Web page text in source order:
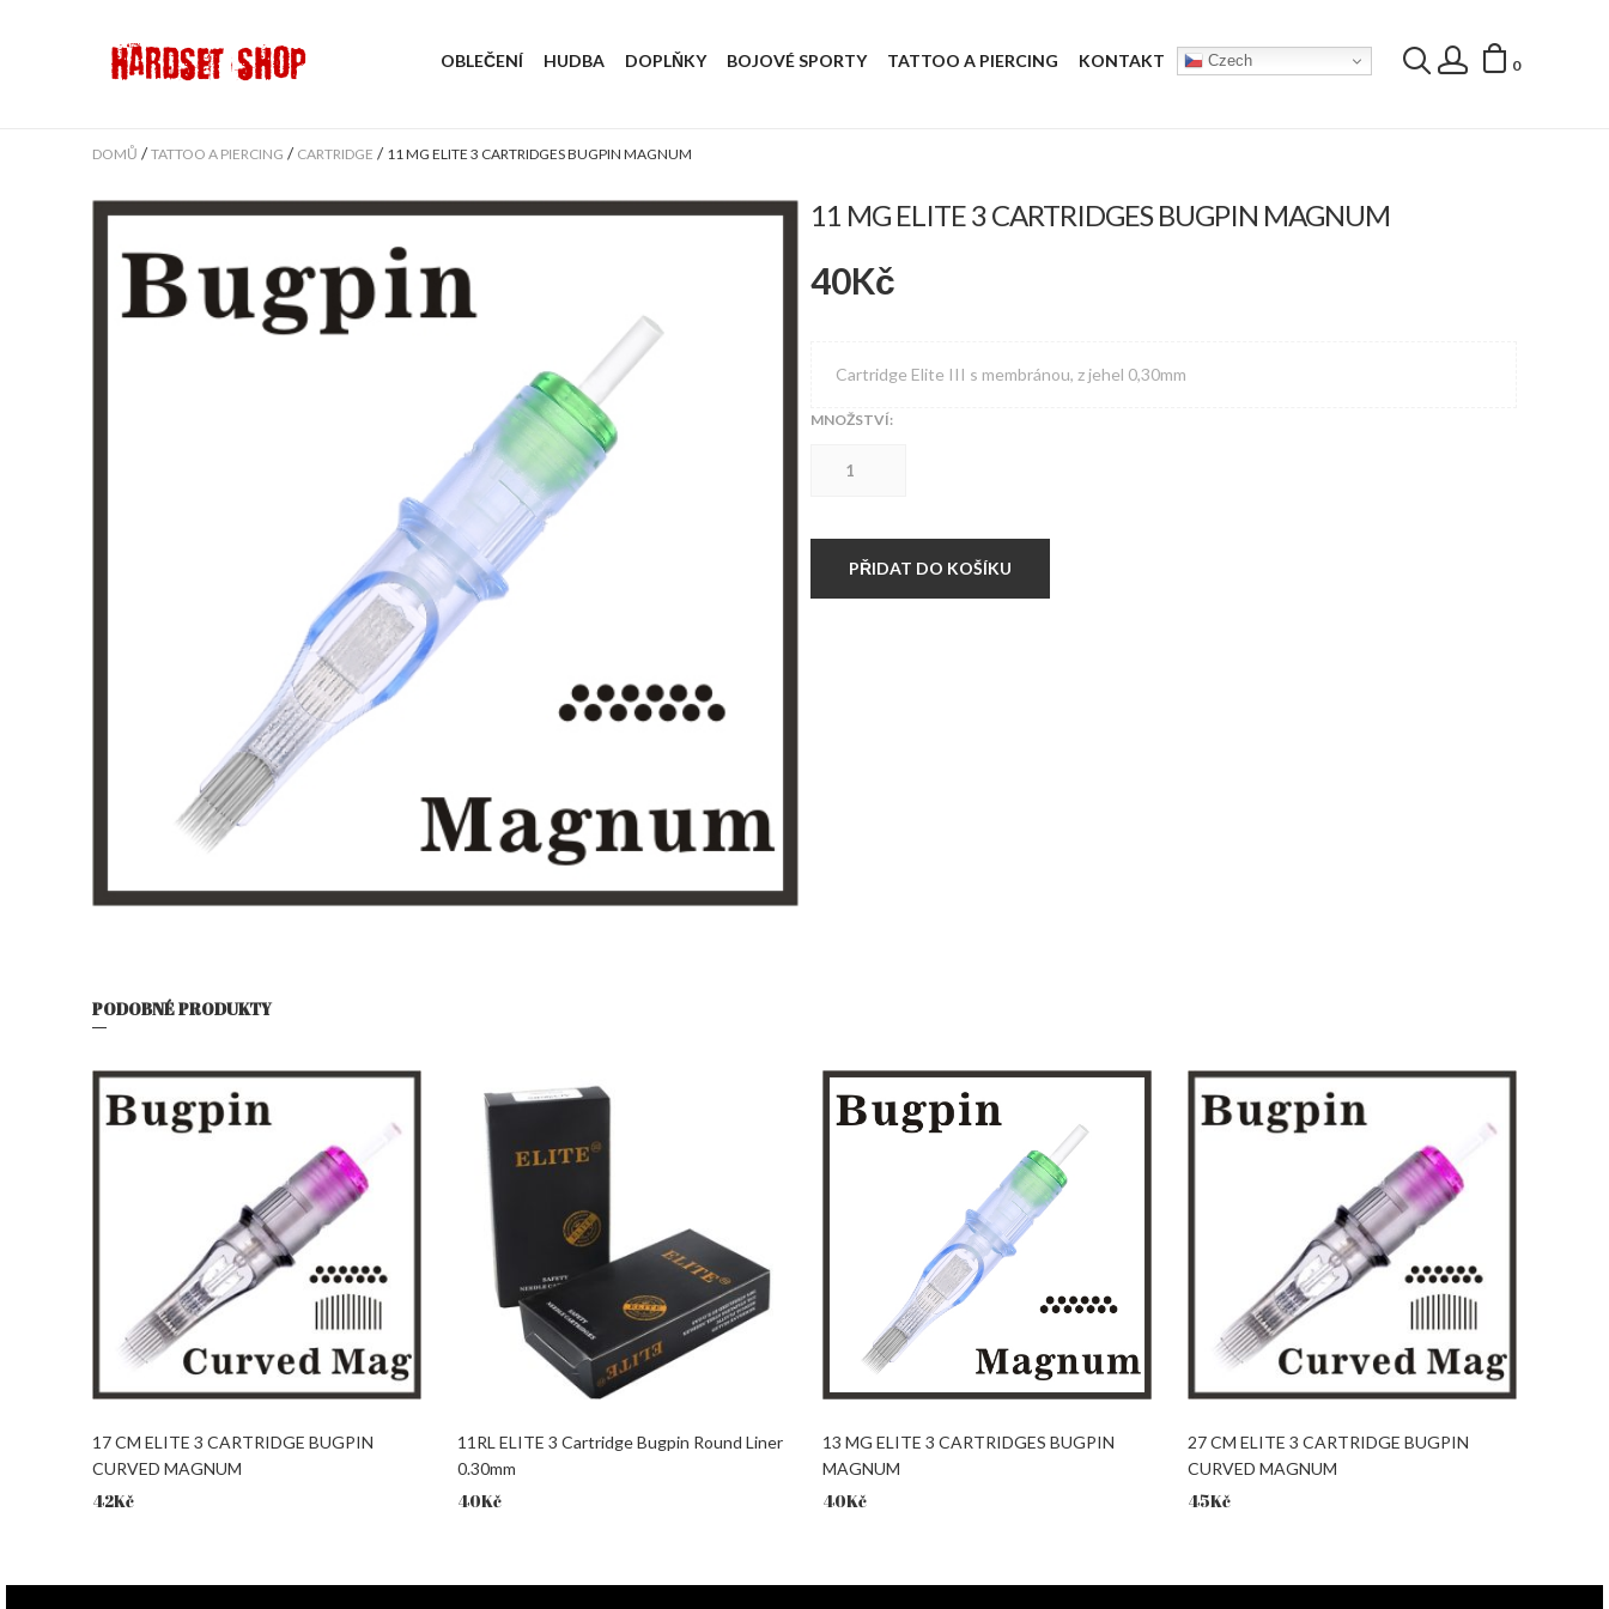
OBLEČENÍ HUDBA DOPLŇKY BOJOVÉ SPORTY TATTOO A PIERCING KONTAKT Czech 0
DOMŮ /TATTOO A PIERCING / CARTRIDGE / 11 MG ELITE 3 CARTRIDGES BUGPIN MAGNUM
11 MG ELITE 3 CARTRIDGES BUGPIN MAGNUM
40Kč
Cartridge Elite III s membránou, z jehel 0,30mm
MNOŽSTVÍ:
CARTRIDGES
BUGPINPŘIDAT DO KOŠÍKU
PODOBNÉ PRODUKTY
17 CM ELITE 3 CARTRIDGE BUGPIN
CURVED MAGNUM
42Kč
11RL ELITE 3 Cartridge Bugpin Round Liner
0.30mm
40Kč
13 MG ELITE 3 CARTRIDGES BUGPIN
MAGNUM
40Kč
27 CM ELITE 3 CARTRIDGE BUGPIN
CURVED MAGNUM
45Kč